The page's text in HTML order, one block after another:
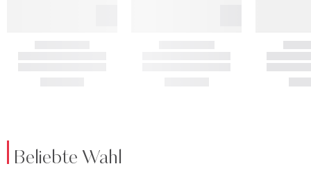
Beliebte Wahl